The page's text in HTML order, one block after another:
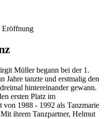
Eröffnung
Müller begann bei der 1.
Jahre tanzte und erstmalig den
hintereinander gewann.
ersten Platz im
von 1988 - 1992 als Tanzmarie
ihrem Tanzpartner, Helmut